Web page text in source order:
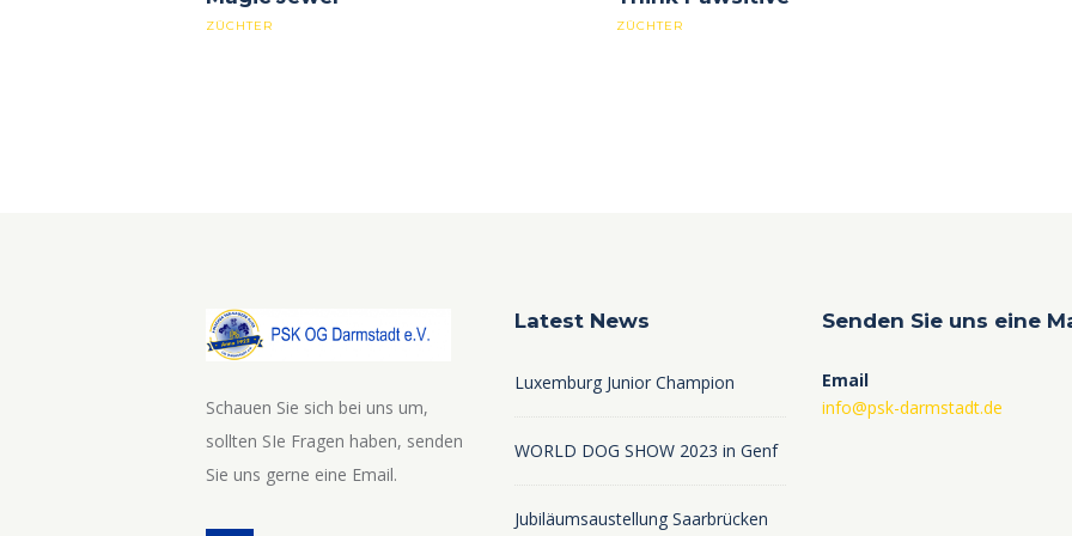
ZÜCHTER ZÜCHTER
Schauen Sie sich bei uns um,
sollten SIe Fragen haben, senden
Sie uns gerne eine Email.
Latest News
Luxemburg Junior Champion
WORLD DOG SHOW 2023 in Genf
Jubiläumsaustellung Saarbrücken
Senden Sie uns eine
Email
info@psk-darmstadt.de